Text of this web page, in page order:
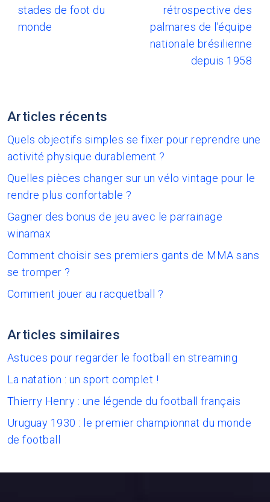
stades de foot du
monde
rétrospective des
palmares de l’équipe
nationale brésilienne
depuis 1958
Articles récents
Quels objectifs simples se fixer pour reprendre une
activité physique durablement ?
Quelles pièces changer sur un vélo vintage pour le
rendre plus confortable ?
Gagner des bonus de jeu avec le parrainage
winamax
Comment choisir ses premiers gants de MMA sans
se tromper ?
Comment jouer au racquetball ?
Articles similaires
Astuces pour regarder le football en streaming
La natation : un sport complet !
Thierry Henry : une légende du football français
Uruguay 1930 : le premier championnat du monde
de football